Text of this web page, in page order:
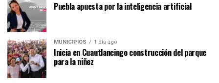
Puebla apuesta por la inteligencia artificial
MUNICIPIOS 1 día ago
Inicia en Cuautlancingo construcción del parque
para la niñez